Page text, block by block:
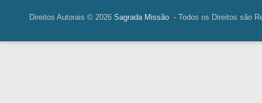
Direitos Autorais © 2026 Sagrada Missão - Todos os Direitos são